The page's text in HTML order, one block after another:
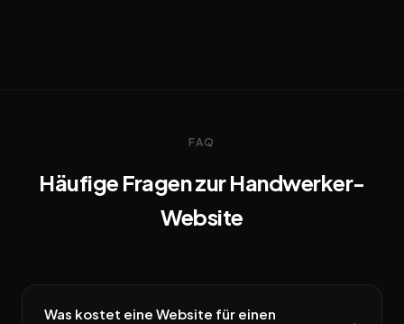
FAQ
Häufige Fragen zur Handwerker-
Website
Was kostet eine Website für einen